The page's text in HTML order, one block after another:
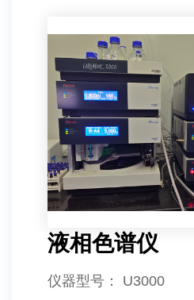
液相色谱仪
仪器型号 ： U3000